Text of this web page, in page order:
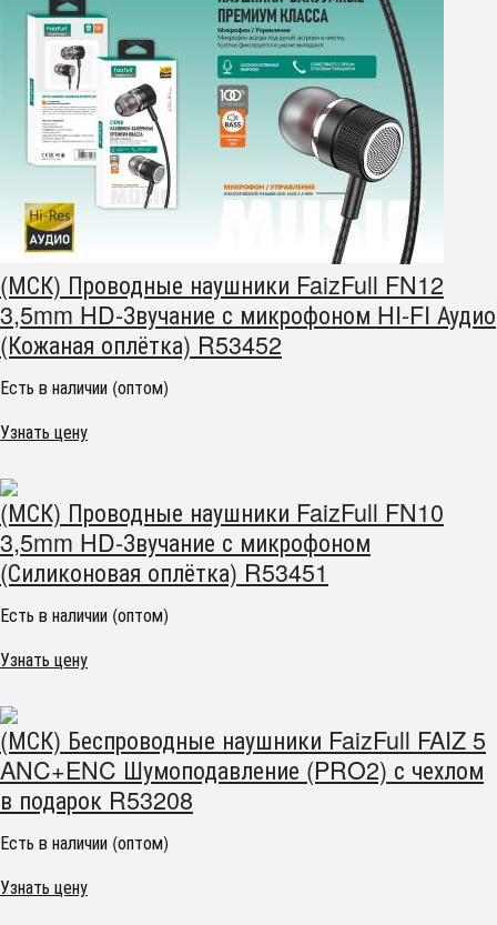
(МСК) Проводные наушники FaizFull FN12
3,5mm HD-Звучание с микрофоном HI-FI Аудио
(Кожаная оплётка) R53452
Есть в наличии (оптом)
Узнать цену
(МСК) Проводные наушники FaizFull FN10
3,5mm HD-Звучание с микрофоном
(Силиконовая оплётка) R53451
Есть в наличии (оптом)
Узнать цену
(МСК) Беспроводные наушники FaizFull FAIZ 5
ANC+ENC Шумоподавление (PRO2) с чехлом
в подарок R53208
Есть в наличии (оптом)
Узнать цену